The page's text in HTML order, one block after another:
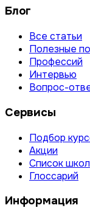
Блог
Все статьи
Полезные
Профессий
Интервью
Вопрос-
Сервисы
Подбор
Акции
Список школ
Глоссарий
Информация